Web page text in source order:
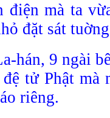
điện mà ta
đặt sát
hán, 9 ngài
tử Phật mà
riêng.